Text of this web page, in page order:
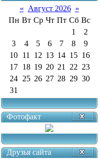
« Август 2026 »
Пн Вт Ср Чт Пт Сб Вс
1
2
3
4 5 6 7 8
9
10 11 12 13 14 15 16
17 18 19 20 21 22 23
24 25 26 27 28 29 30
31
Фотофакт
Друзья сайта